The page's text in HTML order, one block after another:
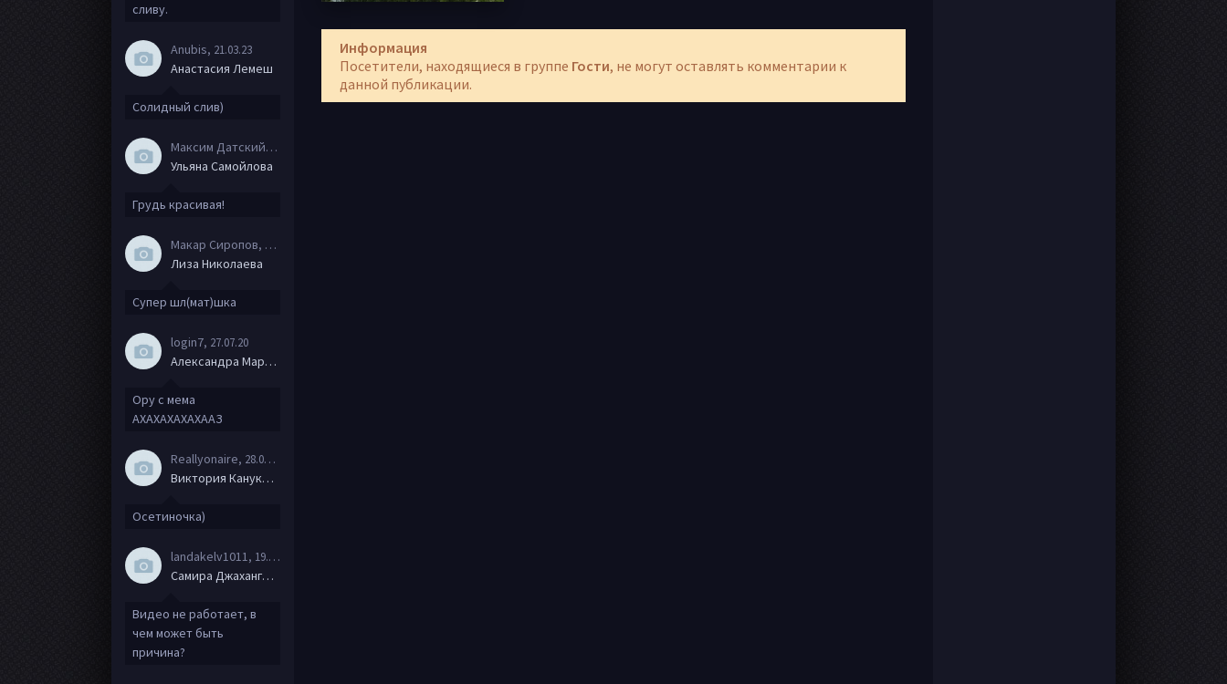
Информация
Посетители, находящиеся в группе Гости, не могут оставлять комментарии к
данной публикации.
сливу.
Anubis, 21.03.23
Анастасия Лемеш
Солидный слив)
Максим Датский
, 15.08.20
Ульяна Самойлова
Грудь красивая!
Макар Сиропов, 08.08.20
Лиза Николаева
Супер шл(мат)шка
login7, 27.07.20
Александра Маркова
Ору с мема
АХАХАХАХАХААЗ
Reallyonaire, 28.06.20
Виктория Канукова
Осетиночка)
landakelv1011 , 19.06.20
Самира Джахангирова
Видео не работает, в
чем может быть
причина?